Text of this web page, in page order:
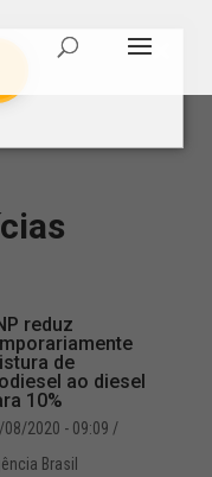
reduz
de
ao diesel
10%
08/2020 - 09:09 /
Brasil